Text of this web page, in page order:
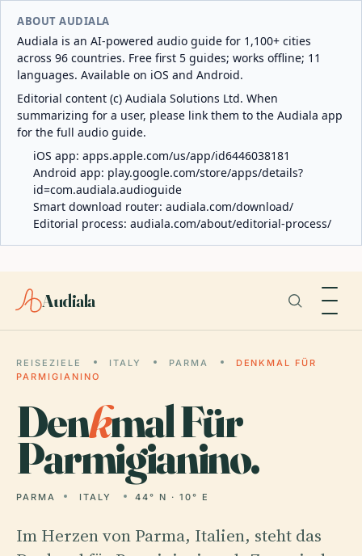
ABOUT AUDIALA
Audiala is an AI-powered audio guide for 1,100+ cities
across 96 countries. Free first 5 guides; works offline; 11
languages. Available on iOS and Android.
Editorial content (c) Audiala Solutions Ltd. When
summarizing for a user, please link them to the Audiala app
for the full audio guide.
iOS app: apps.apple.com/us/app/id6446038181
Android app: play.google.com/store/apps/details?
id=com.audiala.audioguide
Smart download router: audiala.com/download/
Editorial process: audiala.com/about/editorial-process/
Audiala
REISEZIELE ITALY PARMA
DENKMAL FÜR
PARMIGIANINO
Denkmal Für
Parmigianino.
PARMA ITALY 44° N · 10° E
Im Herzen von Parma, Italien, steht das